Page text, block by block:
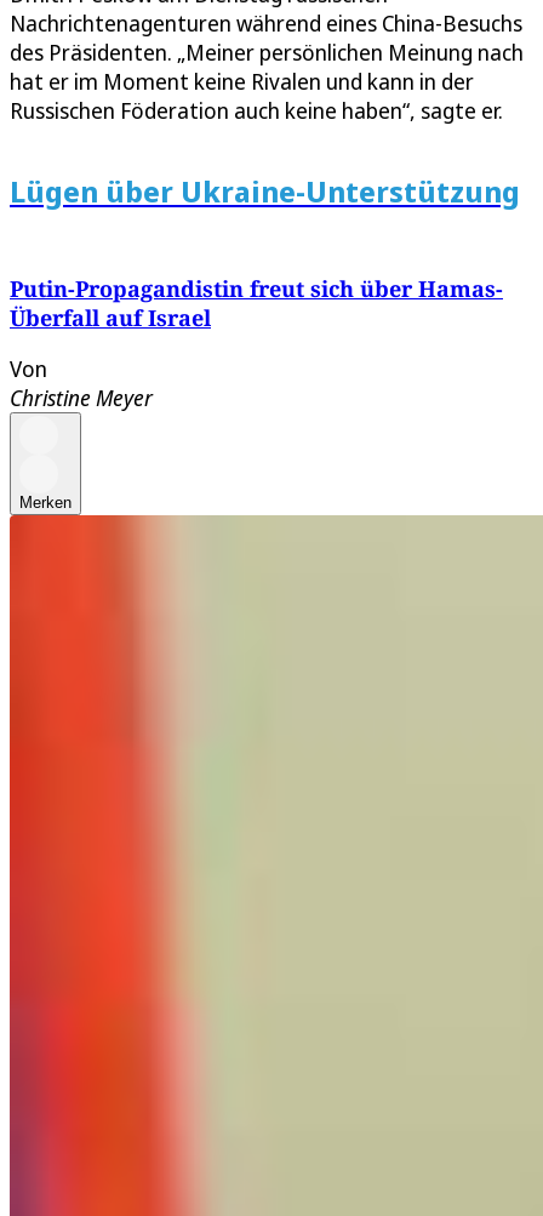
Nachrichtenagenturen während eines China-Besuchs
des Präsidenten. „Meiner persönlichen Meinung nach
hat er im Moment keine Rivalen und kann in der
Russischen Föderation auch keine haben“, sagte er.
Lügen über Ukraine-Unterstützung
Putin-Propagandistin freut sich über Hamas-
Überfall auf Israel
Von
Christine Meyer
Merken